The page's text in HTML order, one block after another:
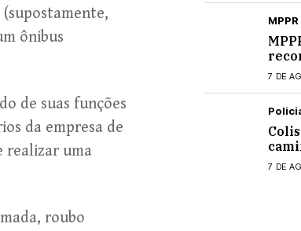
ônibus
de suas funções
da empresa de
realizar uma
roubo
MPPR
7 DE
7 DE